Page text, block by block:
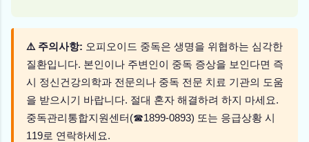
⚠️ 주의사항: 오피오이드 중독은 생명을 위협하는 심각한
질환입니다. 본인이나 주변인이 중독 증상을 보인다면 즉
시 정신건강의학과 전문의나 중독 전문 치료 기관의 도움
을 받으시기 바랍니다. 절대 혼자 해결하려 하지 마세요.
중독관리통합지원센터(☎1899-0893) 또는 응급상황 시
119로 연락하세요.